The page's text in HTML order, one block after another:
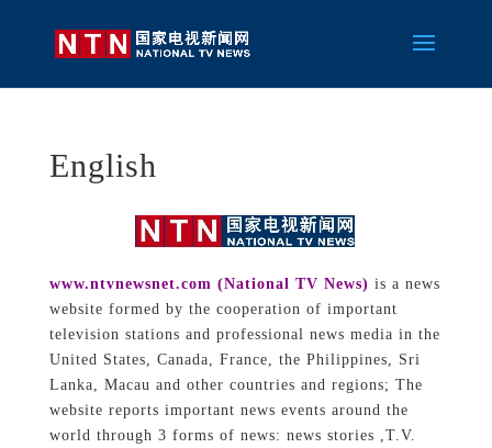
English
www.ntvnewsnet.com (National TV News) is a news
website formed by the cooperation of important
television stations and professional news media in the
United States, Canada, France, the Philippines, Sri
Lanka, Macau and other countries and regions; The
website reports important news events around the
world through 3 forms of news: news stories ,T.V.